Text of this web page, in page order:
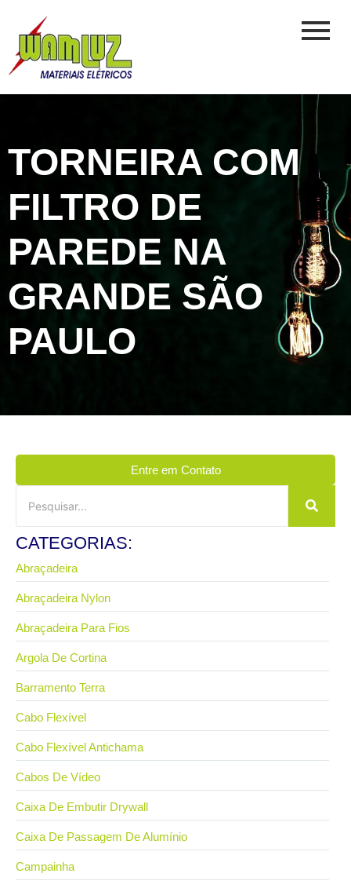
TORNEIRA COM
FILTRO DE
PAREDE NA
GRANDE SÃO
PAULO
Entre em Contato
CATEGORIAS:
Abraçadeira
Abraçadeira Nylon
Abraçadeira Para Fios
Argola De Cortina
Barramento Terra
Cabo Flexível
Cabo Flexível Antichama
Cabos De Vídeo
Caixa De Embutir Drywall
Caixa De Passagem De Alumínio
Campainha